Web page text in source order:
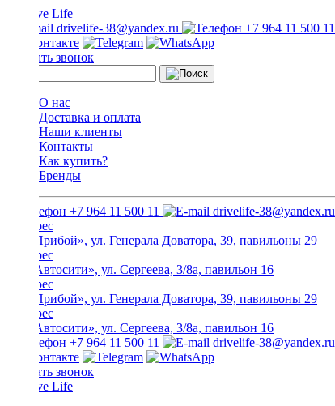
drivelife-38@yandex.ru +7 964 11 500 11
Заказать звонок
О нас
Доставка и оплата
Наши клиенты
Контакты
Как купить?
Бренды
+7 964 11 500 11 drivelife-38@yandex.ru
ТЦ «Прибой», ул. Генерала Доватора, 39, павильоны 29
ТЦ «Автосити», ул. Сергеева, 3/8а, павильон 16
ТЦ «Прибой», ул. Генерала Доватора, 39, павильоны 29
ТЦ «Автосити», ул. Сергеева, 3/8а, павильон 16
+7 964 11 500 11
drivelife-38@yandex.ru
Заказать звонок